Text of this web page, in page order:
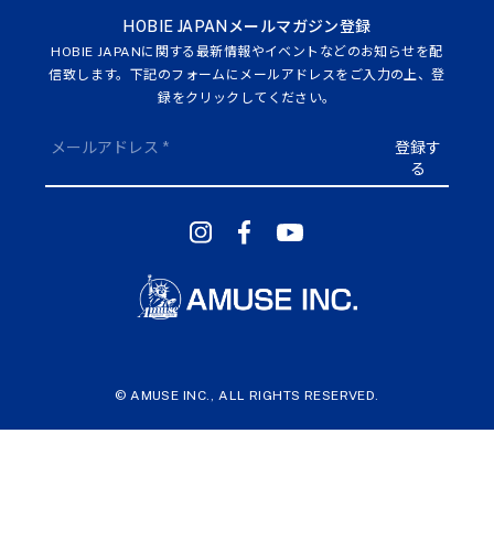
HOBIE JAPANメールマガジン登録
HOBIE JAPANに関する最新情報やイベントなどのお知らせを配
信致します。下記のフォームにメールアドレスをご入力の上、登
録をクリックしてください。
© AMUSE INC., ALL RIGHTS RESERVED.